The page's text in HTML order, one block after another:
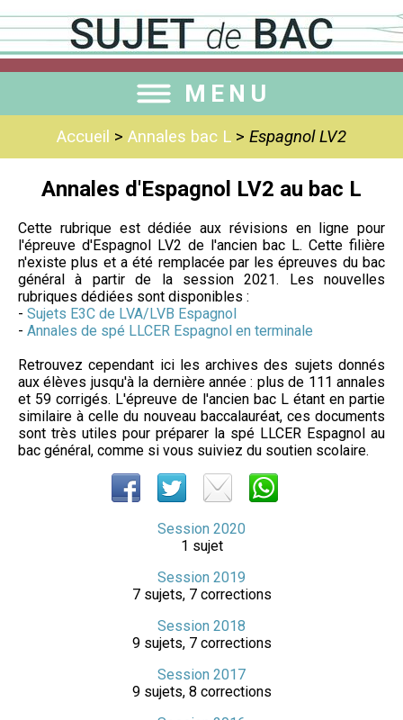
MENU
Accueil > Annales bac L > Espagnol LV2
Annales d'Espagnol LV2 au bac L
Cette rubrique est dédiée aux révisions en ligne pour
l'épreuve d'Espagnol LV2 de l'ancien bac L. Cette filière
n'existe plus et a été remplacée par les épreuves du bac
général à partir de la session 2021. Les nouvelles
rubriques dédiées sont disponibles :
- Sujets E3C de LVA/LVB Espagnol
- Annales de spé LLCER Espagnol en terminale
Retrouvez cependant ici les archives des sujets donnés
aux élèves jusqu'à la dernière année : plus de 111 annales
et 59 corrigés. L'épreuve de l'ancien bac L étant en partie
similaire à celle du nouveau baccalauréat, ces documents
sont très utiles pour préparer la spé LLCER Espagnol au
bac général, comme si vous suiviez du soutien scolaire.
Session 2020
1 sujet
Session 2019
7 sujets, 7 corrections
Session 2018
9 sujets, 7 corrections
Session 2017
9 sujets, 8 corrections